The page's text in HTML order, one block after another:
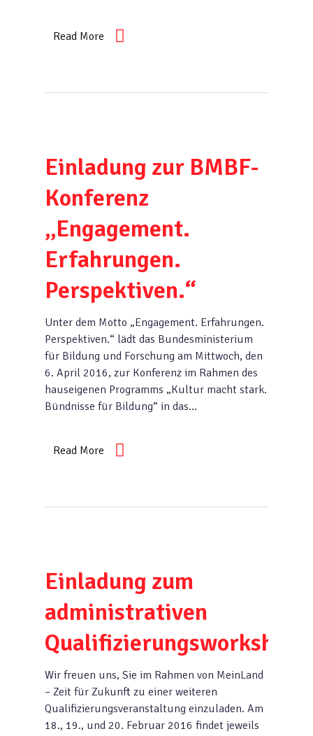
Read More
Einladung zur BMBF-
Konferenz
„Engagement.
Erfahrungen.
Perspektiven.“
Unter dem Motto „Engagement. Erfahrungen.
Perspektiven.“ lädt das Bundesministerium
für Bildung und Forschung am Mittwoch, den
6. April 2016, zur Konferenz im Rahmen des
hauseigenen Programms „Kultur macht stark.
Bündnisse für Bildung“ in das…
Read More
Einladung zum
administrativen
Qualifizierungsworkshop
Wir freuen uns, Sie im Rahmen von MeinLand
– Zeit für Zukunft zu einer weiteren
Qualifizierungsveranstaltung einzuladen. Am
18., 19., und 20. Februar 2016 findet jeweils